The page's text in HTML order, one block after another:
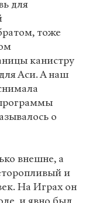
для
тоже
канистру
Аси. А наш
о
внешне, а
и
На Играх он